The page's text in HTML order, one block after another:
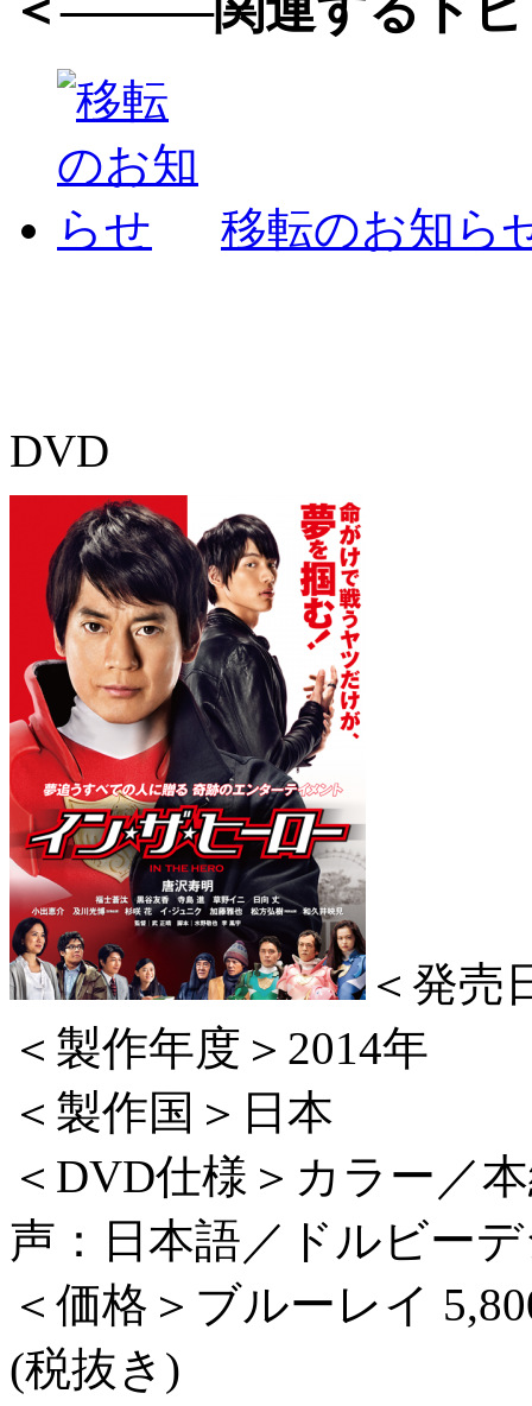
移転のお知ら
DVD
＜発売
＜製作年度＞2014年
＜製作国＞日本
＜DVD仕様＞カラー／
声：日本語／ドルビー
＜価格＞ブルーレイ
(税抜き)